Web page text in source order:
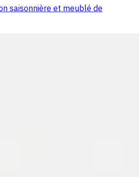
saisonnière et meublé de